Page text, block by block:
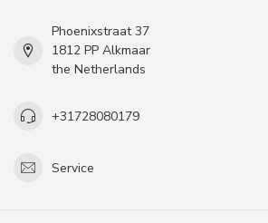
Phoenixstraat 37
1812 PP Alkmaar
the Netherlands
+31728080179
Service